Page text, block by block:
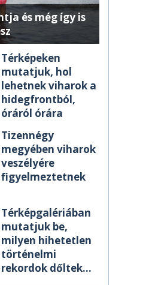
és még így is
Térképeken
mutatjuk, hol
lehetnek viharok a
hidegfrontból,
óráról órára
Tizennégy
megyében viharok
veszélyére
figyelmeztetnek
Térképgalériában
mutatjuk be,
milyen hihetetlen
történelmi
rekordok dőltek